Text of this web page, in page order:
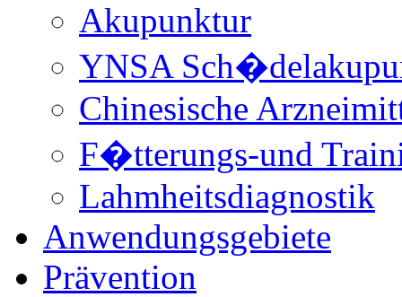
Akupunktur
YNSA
Chinesische
F�tterungs-und
Lahmheitsdiagnostik
Anwendungsgebiete
Prävention